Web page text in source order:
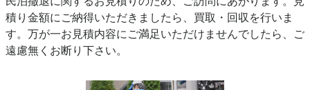
積り金額にご納得いただきましたら、買取・回収を行いま
す。万が一お見積内容にご満足いただけませんでしたら、ご
遠慮無くお断り下さい。